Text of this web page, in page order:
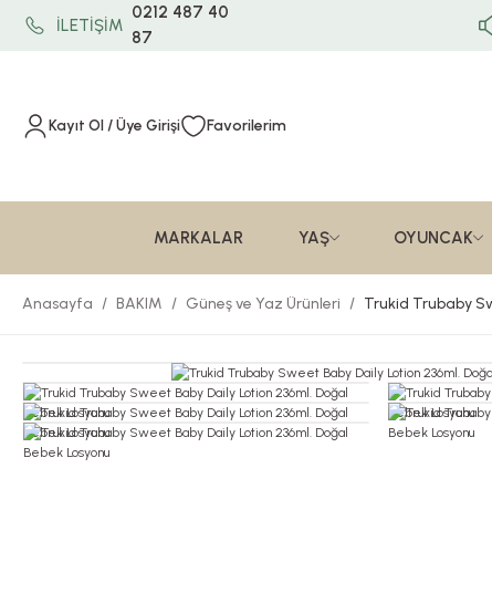
İLETİŞİM
0212 487 40
87
Kayıt Ol / Üye Girişi Favorilerim
MARKALAR YAŞ OYUNCAK
Anasayfa BAKIM Güneş ve Yaz Ürünleri Trukid Trubaby